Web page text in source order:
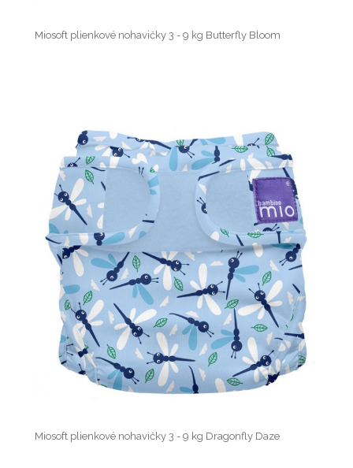
Miosoft plienkové nohavičky 3 - 9 kg Butterfly Bloom
Miosoft plienkové nohavičky 3 - 9 kg Dragonfly Daze